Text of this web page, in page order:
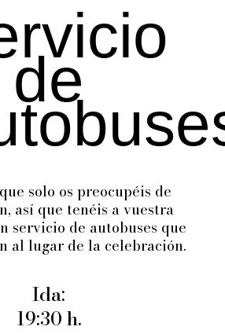
de
solo os preocupéis de
así que tenéis a vuestra
servicio de autobuses que
al lugar de la celebración.
Ida:
19:30 h.